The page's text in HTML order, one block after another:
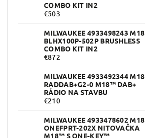
COMBO KIT IN2
€503
MILWAUKEE 4933498243 M18
BLHX100P-502P BRUSHLESS
COMBO KIT IN2
€872
MILWAUKEE 4933492344 M18
RADDAB+G2-0 M18™ DAB+
RÁDIO NA STAVBU
€210
MILWAUKEE 4933478602 M18
ONEFPRT-202X NITOVAČKA
M18™ S ONE-KEY™